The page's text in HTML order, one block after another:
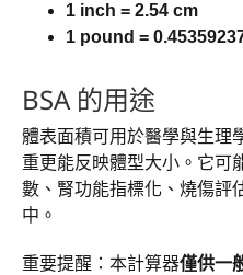
1 inch = 2.54 cm
1 pound =
BSA 的用途
體表面積可用於醫學與生理
重更能反映體型大小。它可
數、腎功能指標化、燒傷評
中。
重要提醒：本計算器僅供一